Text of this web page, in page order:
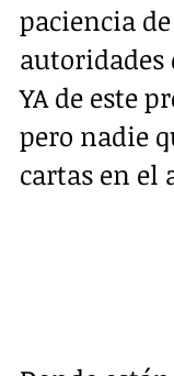
paciencia
autoridades
YA de este
pero nadie
cartas en el